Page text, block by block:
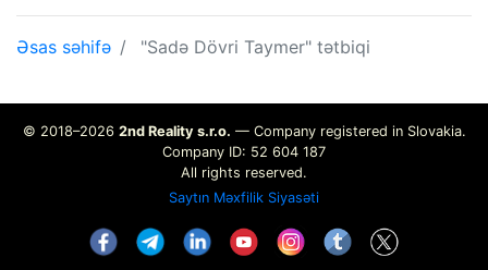
Əsas səhifə "Sadə Dövri Taymer" tətbiqi
© 2018–2026 2nd Reality s.r.o. — Company registered in Slovakia.
Company ID: 52 604 187
All rights reserved.
Saytın Məxfilik Siyasəti